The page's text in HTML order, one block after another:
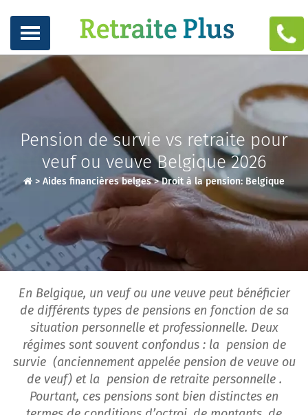
Pension de survie vs retraite pour
veuf ou veuve Belgique 2026
> Aides financières belges>Droit à la pension: Belgique
En Belgique, un veuf ou une veuve peut bénéficier
de différents types de pensions en fonction de sa
situation personnelle et professionnelle. Deux
régimes sont souvent confondus : la pension de
survie (anciennement appelée pension de veuve ou
de veuf) et la pension de retraite personnelle .
Pourtant, ces pensions sont bien distinctes en